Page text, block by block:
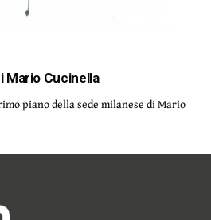
Mario Cucinella
piano della sede milanese di Mario